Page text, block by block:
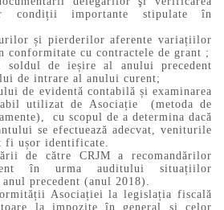
condiții importante stipulate în
și pierderilor aferente variațiilor
conformitate cu contractele de grant ;
soldul de ieșire al anului precedent
de intrare al anului curent;
de evidentă contabilă și examinarea
utilizat de Asociație (metoda de
cu scopul de a determina dacă
se efectuează adecvat, veniturile
ușor identificate.
de către CRJM a recomandărilor
în urma auditului situațiilor
precedent (anul 2018).
Asociației la legislația fiscală
la impozite în general și celor